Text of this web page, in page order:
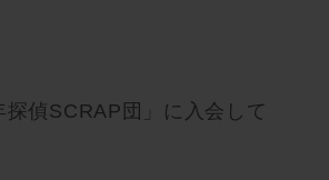
偵SCRAP団」に入会して